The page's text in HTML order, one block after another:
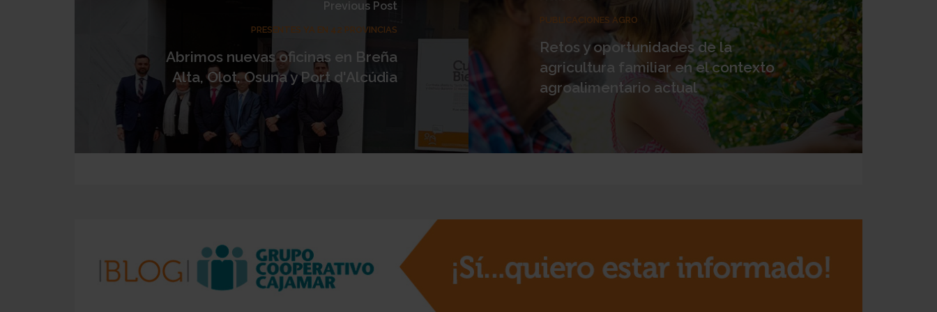
Previous Post
PRESENTES YA EN 42 PROVINCIAS
Abrimos nuevas oficinas en Breña
Alta, Olot, Osuna y Port d'Alcúdia
PUBLICACIONES AGRO
Retos y oportunidades de la
agricultura familiar en el contexto
agroalimentario actual